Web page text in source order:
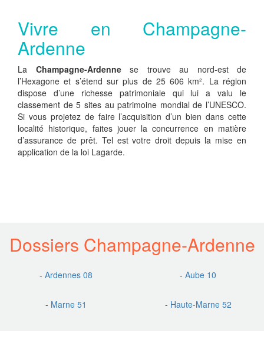
Vivre en Champagne-
Ardenne
La Champagne-Ardennese trouve au nord-est de
l’Hexagone et s’étend sur plus de 25 606 km². La région
dispose d’une richesse patrimoniale qui lui a valu le
classement de 5 sites au patrimoine mondial de l’UNESCO.
Si vous projetez de faire l’acquisition d’un bien dans cette
localité historique, faites jouer la concurrence en matière
d’assurance de prêt. Tel est votre droit depuis la mise en
application de la loi Lagarde.
Dossiers Champagne-Ardenne
- Ardennes 08 - Aube 10
- Marne 51 - Haute-Marne 52